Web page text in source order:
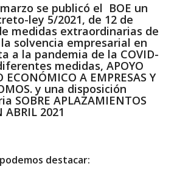
se publicó el BOE un
ley 5/2021, de 12 de
medidas extraordinarias de
solvencia empresarial en
a la pandemia de la COVID-
medidas, APOYO
ECONÓMICO A EMPRESAS Y
y una disposición
SOBRE APLAZAMIENTOS
ABRIL 2021
destacar: